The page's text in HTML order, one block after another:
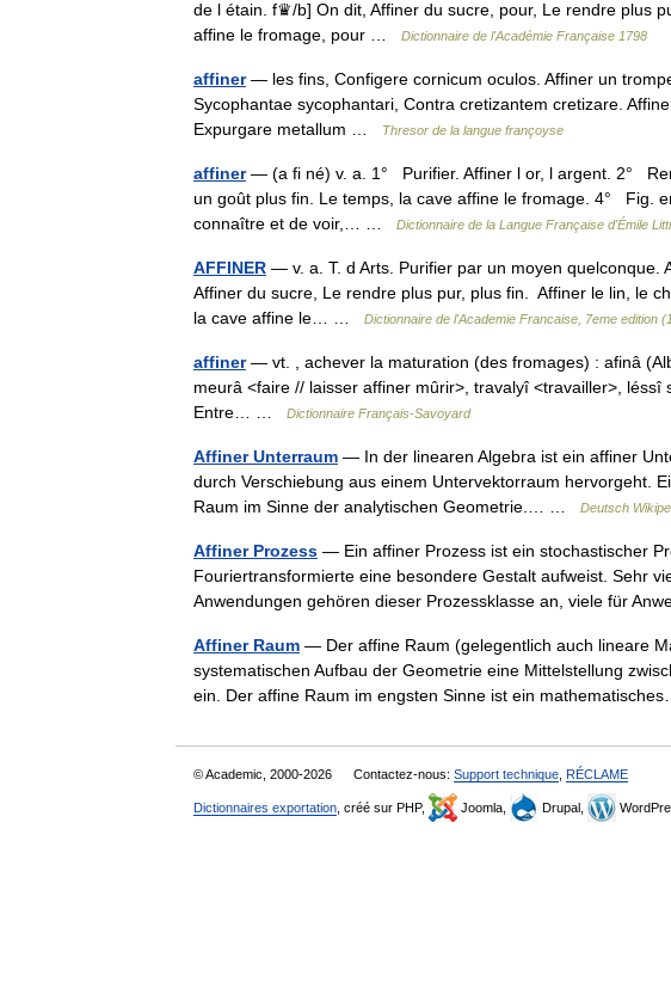
de l étain. f♛/b] On dit, Affiner du sucre, pour, Le rendre plus
affine le fromage, pour …
Dictionnaire de l'Académie Française 1798
affiner— les fins, Configere cornicum oculos. Affiner un
Sycophantae sycophantari, Contra cretizantem cretizare.
Expurgare metallum …
Thresor de la langue françoyse
affiner— (a fi né) v. a. 1° Purifier. Affiner l or, l argent. 2°
un goût plus fin. Le temps, la cave affine le fromage. 4° Fig.
connaître et de voir,… …
Dictionnaire de la Langue Française d'Émile
AFFINER — v. a. T. d Arts. Purifier par un moyen quelconque.
Affiner du sucre, Le rendre plus pur, plus fin. Affiner le lin, le
la cave affine le… …
Dictionnaire de l'Academie Francaise, 7eme edition
affiner— vt. , achever la maturation (des fromages) : afinâ
meurâ <faire // laisser affiner mûrir>, travalyî <travailler>, léssî
Entre… …
Dictionnaire Français-Savoyard
Affiner Unterraum — In der linearen Algebra ist ein affiner
durch Verschiebung aus einem Untervektorraum hervorgeht.
Raum im Sinne der analytischen Geometrie.… …
Deutsch
Affiner Prozess — Ein affiner Prozess ist ein stochastischer
Fouriertransformierte eine besondere Gestalt aufweist. Sehr
Anwendungen gehören dieser Prozessklasse an, viele für
Affiner Raum — Der affine Raum (gelegentlich auch lineare
systematischen Aufbau der Geometrie eine Mittelstellung
ein. Der affine Raum im engsten Sinne ist ein
© Academic, 2000-2026 Contactez-nous: Support technique RÉCLAME
Dictionnaires exportation , créé sur PHP, Joomla, Drupal,